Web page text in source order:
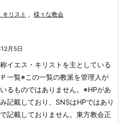
キリスト , 様々な教会
月5日
イエス・キリストを主としている
一覧※この一覧の教派を管理人が
るものではありません。 ※HPがあ
記載しており、SNSはHPではあり
記載しておりません。 東方教会正